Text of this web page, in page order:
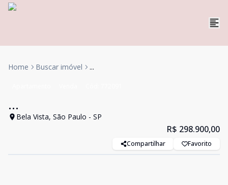
Home Buscar imóvel ...
...
Bela Vista, São Paulo - SP
R$ 298.900,00
Compartilhar Favorito